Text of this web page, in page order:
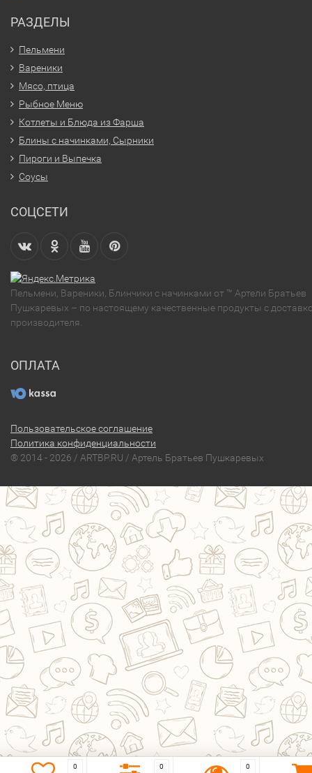
РАЗДЕЛЫ
Пельмени
Вареники
Мясо, птица
Рыбное Меню
Котлеты и Блюда из Фарша
Блины с начинками, Сырники
Пироги и Выпечка
Соусы
СОЦСЕТИ
Пельмени, Вареники, Блинчики с начинками от ™ Артели Братьев
Пушкаревых – по настоящему качественные продукты с
производителя.
ОПЛАТА
Пользовательское соглашение
Политика конфиденциальности
® 2014 - 2026 / ARTBP.RU / Артель Братьев Пушкаревых
0 0 0